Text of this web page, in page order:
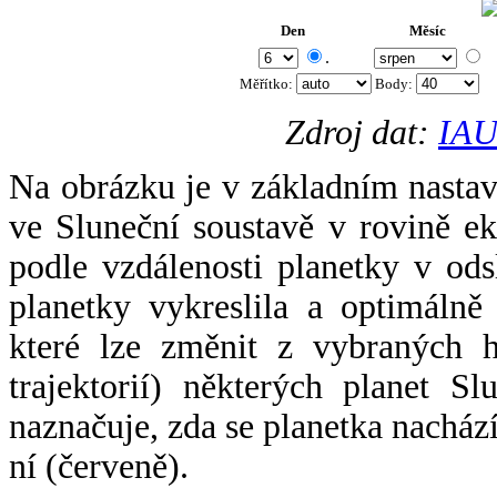
Den Měsíc
.
Měřítko: Body:
Zdroj dat:
Na obrázku je v základním
ve Sluneční soustavě v rovině
podle vzdálenosti planetky v
planetky vykreslila a
které lze změnit z vybraných
trajektorií) některých planet
naznačuje, zda se planetka
ní (červeně).